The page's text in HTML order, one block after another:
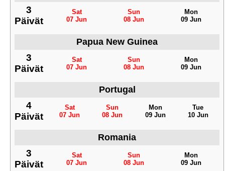
3
Päivät
Sat
07 Jun
Sun
08 Jun
Mon
09 Jun
Papua New Guinea
3
Päivät
Sat
07 Jun
Sun
08 Jun
Mon
09 Jun
Portugal
4
Päivät
Sat
07 Jun
Sun
08 Jun
Mon
09 Jun
Tue
10 Jun
Romania
3
Päivät
Sat
07 Jun
Sun
08 Jun
Mon
09 Jun